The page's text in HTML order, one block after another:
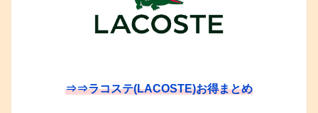
⇒⇒ラコステ(LACOSTE)お得まとめ